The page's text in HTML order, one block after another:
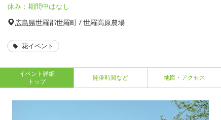
休み：期間中はなし
広島県世羅郡世羅町 / 世羅高原農場
花イベント
イベント詳細
トップ
開催時間など 地図・アクセス